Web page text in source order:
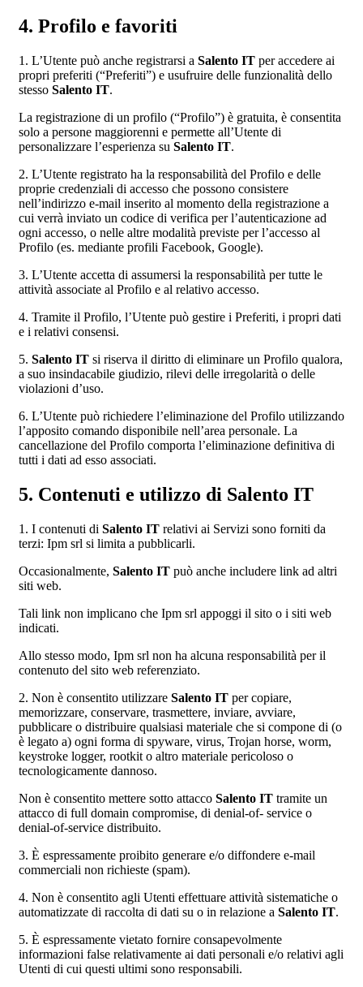
4. Profilo e favoriti
1. L’Utente può anche registrarsi a Salento IT per accedere ai
propri preferiti (“Preferiti”) e usufruire delle funzionalità dello
stesso Salento IT.
La registrazione di un profilo (“Profilo”) è gratuita, è consentita
solo a persone maggiorenni e permette all’Utente di
personalizzare l’esperienza su Salento IT.
2. L’Utente registrato ha la responsabilità del Profilo e delle
proprie credenziali di accesso che possono consistere
nell’indirizzo e-mail inserito al momento della registrazione a
cui verrà inviato un codice di verifica per l’autenticazione ad
ogni accesso, o nelle altre modalità previste per l’accesso al
Profilo (es. mediante profili Facebook, Google).
3. L’Utente accetta di assumersi la responsabilità per tutte le
attività associate al Profilo e al relativo accesso.
4. Tramite il Profilo, l’Utente può gestire i Preferiti, i propri dati
e i relativi consensi.
5. Salento IT si riserva il diritto di eliminare un Profilo qualora,
a suo insindacabile giudizio, rilevi delle irregolarità o delle
violazioni d’uso.
6. L’Utente può richiedere l’eliminazione del Profilo utilizzando
l’apposito comando disponibile nell’area personale. La
cancellazione del Profilo comporta l’eliminazione definitiva di
tutti i dati ad esso associati.
5. Contenuti e utilizzo di Salento IT
1. I contenuti di Salento IT relativi ai Servizi sono forniti da
terzi: Ipm srl si limita a pubblicarli.
Occasionalmente, Salento IT può anche includere link ad altri
siti web.
Tali link non implicano che Ipm srl appoggi il sito o i siti web
indicati.
Allo stesso modo, Ipm srl non ha alcuna responsabilità per il
contenuto del sito web referenziato.
2. Non è consentito utilizzare Salento IT per copiare,
memorizzare, conservare, trasmettere, inviare, avviare,
pubblicare o distribuire qualsiasi materiale che si compone di (o
è legato a) ogni forma di spyware, virus, Trojan horse, worm,
keystroke logger, rootkit o altro materiale pericoloso o
tecnologicamente dannoso.
Non è consentito mettere sotto attacco Salento IT tramite un
attacco di full domain compromise, di denial-of- service o
denial-of-service distribuito.
3. È espressamente proibito generare e/o diffondere e-mail
commerciali non richieste (spam).
4. Non è consentito agli Utenti effettuare attività sistematiche o
automatizzate di raccolta di dati su o in relazione a Salento IT.
5. È espressamente vietato fornire consapevolmente
informazioni false relativamente ai dati personali e/o relativi agli
Utenti di cui questi ultimi sono responsabili.